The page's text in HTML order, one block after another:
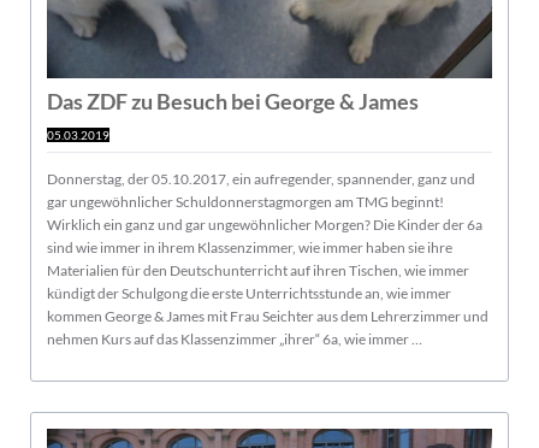
Das ZDF zu Besuch bei George & James
05.03.2019
Donnerstag, der 05.10.2017, ein aufregender, spannender, ganz und
gar ungewöhnlicher Schuldonnerstagmorgen am TMG beginnt!
Wirklich ein ganz und gar ungewöhnlicher Morgen? Die Kinder der 6a
sind wie immer in ihrem Klassenzimmer, wie immer haben sie ihre
Materialien für den Deutschunterricht auf ihren Tischen, wie immer
kündigt der Schulgong die erste Unterrichtsstunde an, wie immer
kommen George & James mit Frau Seichter aus dem Lehrerzimmer und
nehmen Kurs auf das Klassenzimmer „ihrer“ 6a, wie immer …